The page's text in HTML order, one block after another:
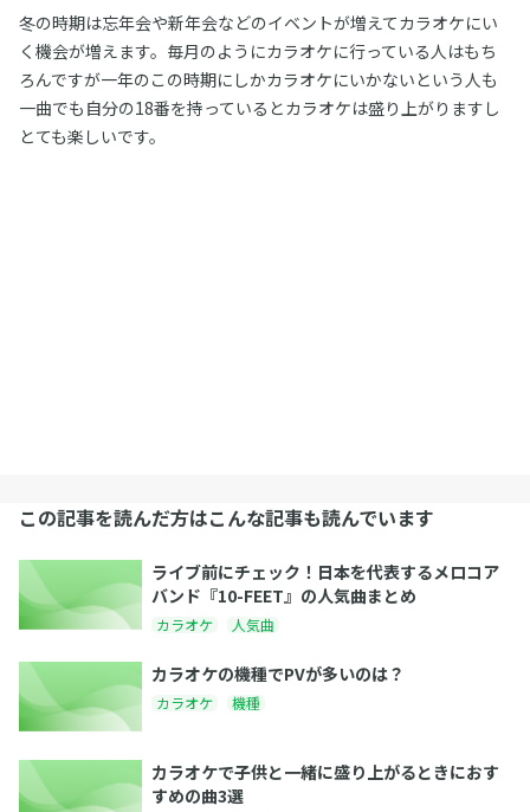
冬の時期は忘年会や新年会などのイベントが増えてカラオケにい
く機会が増えます。毎月のようにカラオケに行っている人はもち
ろんですが一年のこの時期にしかカラオケにいかないという人も
一曲でも自分の18番を持っているとカラオケは盛り上がりますし
とても楽しいです。
この記事を読んだ方はこんな記事も読んでいます
ライブ前にチェック！日本を代表するメロコア
バンド『10-FEET』の人気曲まとめ
カラオケ 人気曲
カラオケの機種でPVが多いのは？
カラオケ 機種
カラオケで子供と一緒に盛り上がるときにおす
すめの曲3選